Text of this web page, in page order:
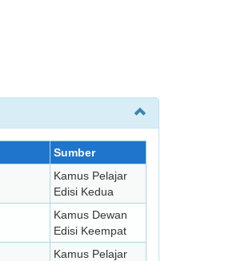
Sumber
Kamus Pelajar
Edisi Kedua
Kamus Dewan
Edisi Keempat
Kamus Pelajar